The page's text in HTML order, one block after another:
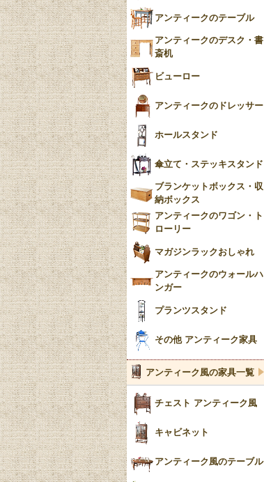
アンティークのテーブル
アンティークのデスク・書
斎机
ビューロー
アンティークのドレッサー
ホールスタンド
傘立て・ステッキスタンド
ブランケットボックス・収
納ボックス
アンティークのワゴン・ト
ローリー
マガジンラックおしゃれ
アンティークのウォールハ
ンガー
プランツスタンド
その他 アンティーク家具
アンティーク風の家具一覧
チェスト アンティーク風
キャビネット
アンティーク風のテーブル